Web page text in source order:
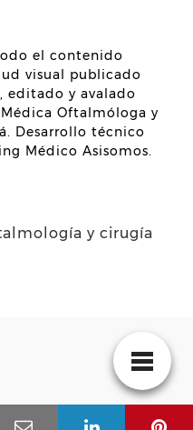
el contenido
visual publicado
editado y avalado
Médica Oftalmóloga y
. Desarrollo técnico
Médico Asisomos.
y cirugía